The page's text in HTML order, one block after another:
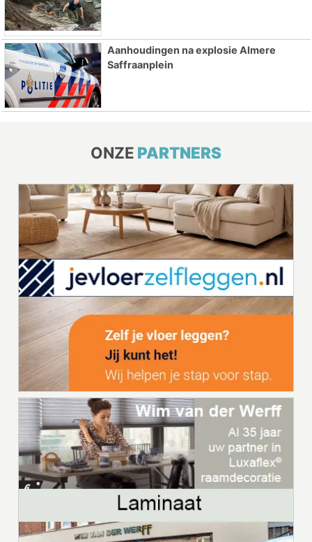
Aanhoudingen na explosie Almere
Saffraanplein
ONZE PARTNERS